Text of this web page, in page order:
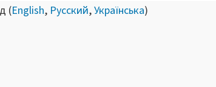
(English, Русский,Українська)